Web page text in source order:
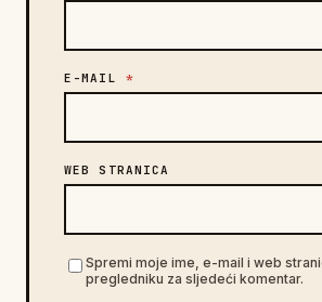
E-MAIL *
WEB STRANICA
Spremi moje ime, e-mail i web
pregledniku za sljedeći komentar.